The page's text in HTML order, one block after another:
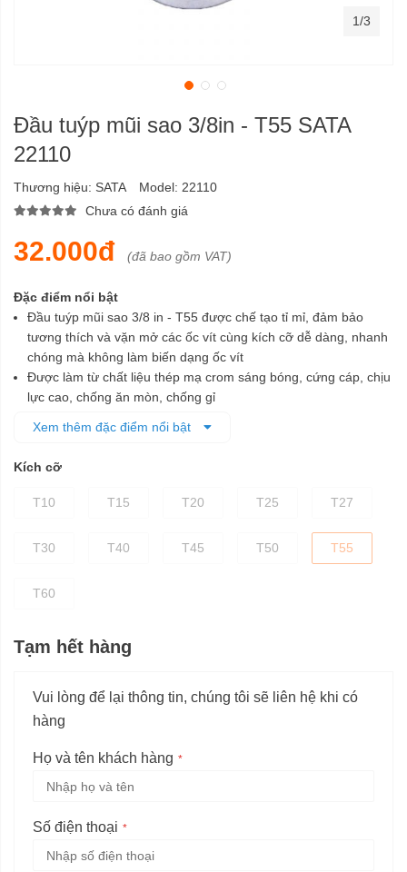
Đầu tuýp mũi sao 3/8in - T55 SATA
22110
Thương hiệu: SATA Model: 22110
Chưa có đánh giá
32.000đ (đã bao gồm VAT)
Đặc điểm nổi bật
Đầu tuýp mũi sao 3/8 in - T55 được chế tạo tỉ mỉ, đảm bảo
tương thích và vặn mở các ốc vít cùng kích cỡ dễ dàng, nhanh
chóng mà không làm biến dạng ốc vít
Được làm từ chất liệu thép mạ crom sáng bóng, cứng cáp, chịu
lực cao, chống ăn mòn, chống gỉ
Phần đế được xử lý nhiệt và mạ crom giúp tăng độ bền chắc
Xem thêm đặc điểm nổi bật
Kích cỡ
T10 T15 T20 T25 T27
T30 T40 T45 T50 T55
T60
Tạm hết hàng
Vui lòng để lại thông tin, chúng tôi sẽ liên hệ khi có
hàng
Họ và tên khách hàng
Số điện thoại
1/3